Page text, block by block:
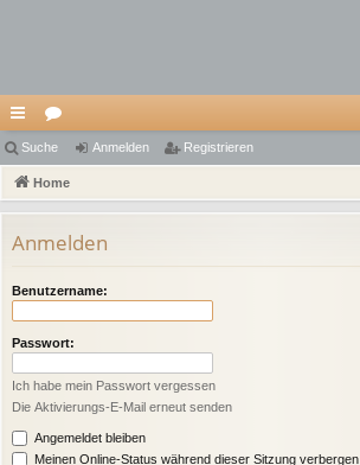
ch
ne
ug
riff
or
en
Suche Anmelden Registrieren
Home
Anmelden
Benutzername:
Passwort:
Ich habe mein Passwort vergessen
Die Aktivierungs-E-Mail erneut senden
Angemeldet bleiben
Meinen Online-Status während dieser Sitzung verbergen